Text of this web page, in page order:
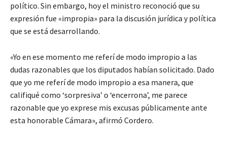
político. Sin embargo, hoy el ministro reconoció que su
expresión fue «impropia» para la discusión jurídica y política
que se está desarrollando.
«Yo en ese momento me referí de modo impropio a las
dudas razonables que los diputados habían solicitado. Dado
que yo me referí de modo impropio a esa manera, que
califiqué como ‘sorpresiva’ o ‘encerrona’, me parece
razonable que yo exprese mis excusas públicamente ante
esta honorable Cámara», afirmó Cordero.